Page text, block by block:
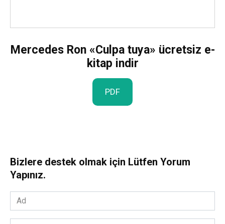
Mercedes Ron «Culpa tuya» ücretsiz e-
kitap indir
PDF
Bizlere destek olmak için Lütfen Yorum
Yapınız.
Ad
*